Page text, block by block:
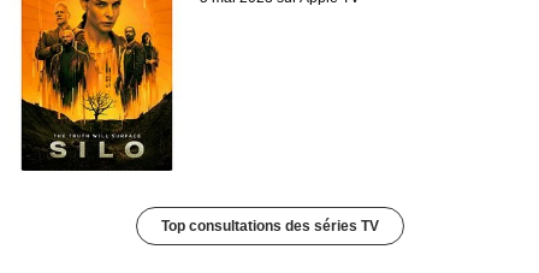
Top consultations des séries TV